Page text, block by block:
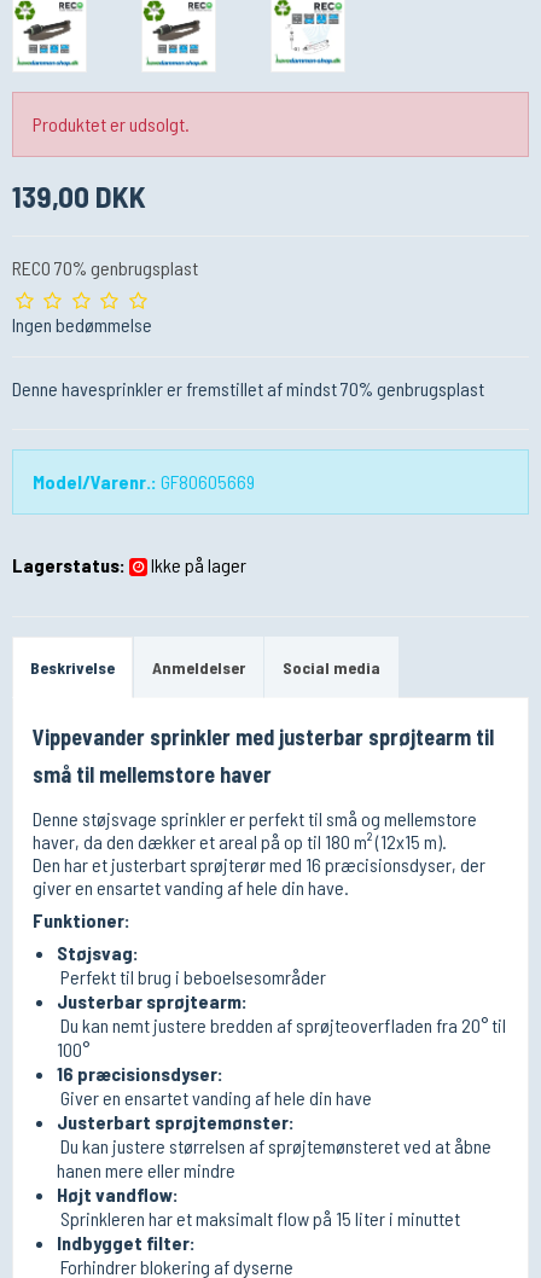
Produktet er udsolgt.
139,00 DKK
RECO 70% genbrugsplast
Ingen bedømmelse
Denne havesprinkler er fremstillet af mindst 70% genbrugsplast
Model/Varenr.: GF80605669
Lagerstatus: Ikke på lager
Beskrivelse Anmeldelser Social media
Vippevander sprinkler med justerbar sprøjtearm til
små til mellemstore haver
Denne støjsvage sprinkler er perfekt til små og mellemstore
haver, da den dækker et areal på op til 180 m² (12x15 m).
Den har et justerbart sprøjterør med 16 præcisionsdyser, der
giver en ensartet vanding af hele din have.
Funktioner:
Støjsvag:
Perfekt til brug i beboelsesområder
Justerbar sprøjtearm:
Du kan nemt justere bredden af ​​sprøjteoverfladen fra 20° til
100°
16 præcisionsdyser:
Giver en ensartet vanding af hele din have
Justerbart sprøjtemønster:
Du kan justere størrelsen af ​​sprøjtemønsteret ved at åbne
hanen mere eller mindre
Højt vandflow:
Sprinkleren har et maksimalt flow på 15 liter i minuttet
Indbygget filter:
Forhindrer blokering af dyserne